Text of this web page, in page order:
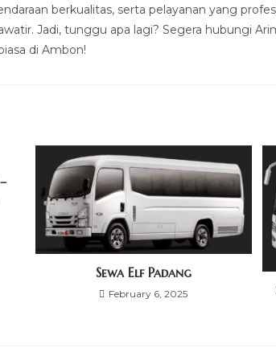
berkualitas, serta pelayanan yang
Jadi, tunggu apa lagi? Segera hubungi
di Ambon!
Sewa Elf Padang
February 6, 2025